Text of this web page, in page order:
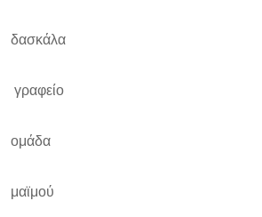
δασκάλα
γραφείο
ομάδα
μαϊμού